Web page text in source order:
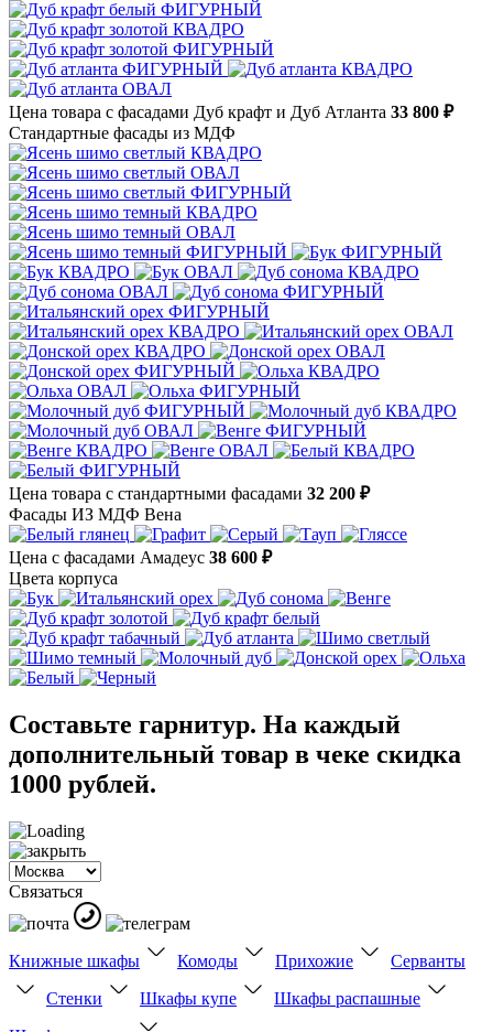
Цена товара с фасадами Дуб крафт и Дуб Атланта 33 800 ₽
Стандартные фасады из МДФ
Цена товара с стандартными фасадами 32 200 ₽
Фасады ИЗ МДФ Вена
Цена с фасадами Амадеус 38 600 ₽
Цвета корпуса
Составьте гарнитур. На каждый
дополнительный товар в чеке скидка
1000 рублей.
Связаться
Книжные шкафы Комоды Прихожие
Серванты
Стенки
Шкафы купе
Шкафы распашные